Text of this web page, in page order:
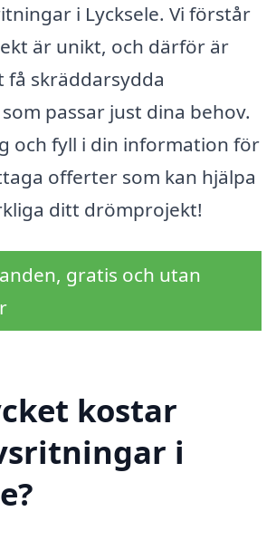
i Lycksele. Vi förstår
är unikt, och därför är
skräddarsydda
passar just dina behov.
och fyll i din information för
offerter som kan hjälpa
ditt drömprojekt!
gratis och utan
kostar
i